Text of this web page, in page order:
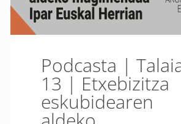
Podcasta |
13 | Etxebizitza
eskubidearen